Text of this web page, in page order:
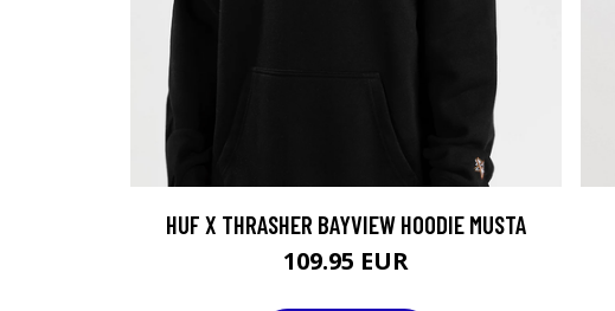
HUF X THRASHER BAYVIEW HOODIE MUSTA
109.95 EUR